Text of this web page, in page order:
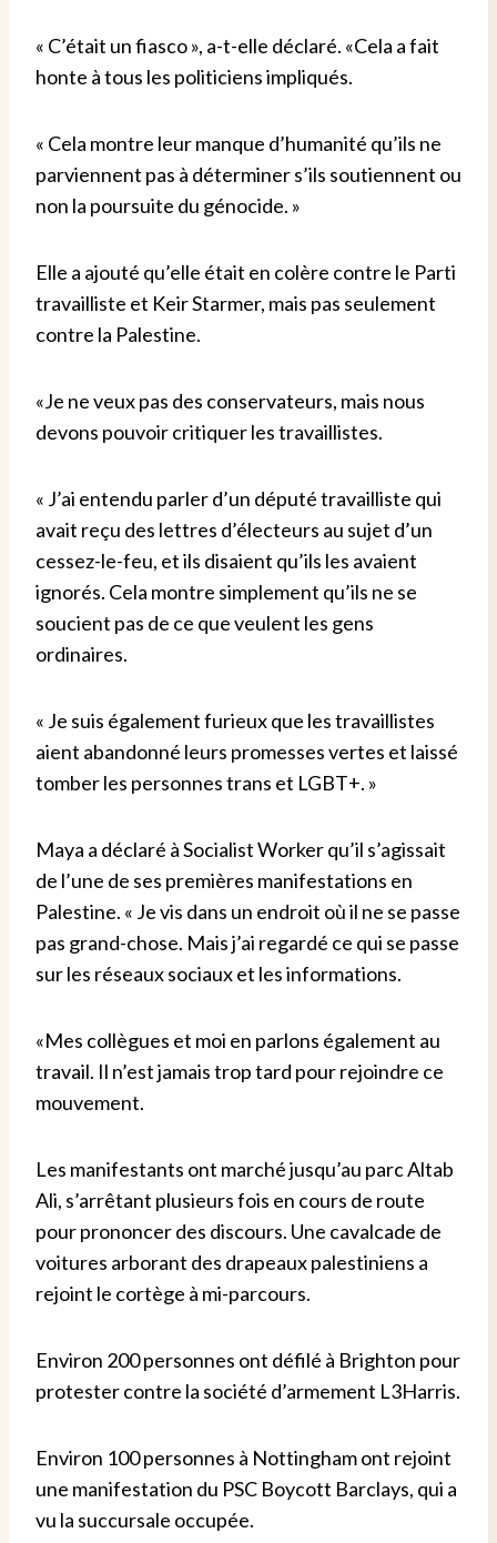
« C’était un fiasco », a-t-elle déclaré. «Cela a fait
honte à tous les politiciens impliqués.
« Cela montre leur manque d’humanité qu’ils ne
parviennent pas à déterminer s’ils soutiennent ou
non la poursuite du génocide. »
Elle a ajouté qu’elle était en colère contre le Parti
travailliste et Keir Starmer, mais pas seulement
contre la Palestine.
«Je ne veux pas des conservateurs, mais nous
devons pouvoir critiquer les travaillistes.
« J’ai entendu parler d’un député travailliste qui
avait reçu des lettres d’électeurs au sujet d’un
cessez-le-feu, et ils disaient qu’ils les avaient
ignorés. Cela montre simplement qu’ils ne se
soucient pas de ce que veulent les gens
ordinaires.
« Je suis également furieux que les travaillistes
aient abandonné leurs promesses vertes et laissé
tomber les personnes trans et LGBT+. »
Maya a déclaré à Socialist Worker qu’il s’agissait
de l’une de ses premières manifestations en
Palestine. « Je vis dans un endroit où il ne se passe
pas grand-chose. Mais j’ai regardé ce qui se passe
sur les réseaux sociaux et les informations.
«Mes collègues et moi en parlons également au
travail. Il n’est jamais trop tard pour rejoindre ce
mouvement.
Les manifestants ont marché jusqu’au parc Altab
Ali, s’arrêtant plusieurs fois en cours de route
pour prononcer des discours. Une cavalcade de
voitures arborant des drapeaux palestiniens a
rejoint le cortège à mi-parcours.
Environ 200 personnes ont défilé à Brighton pour
protester contre la société d’armement L3Harris.
Environ 100 personnes à Nottingham ont rejoint
une manifestation du PSC Boycott Barclays, qui a
vu la succursale occupée.